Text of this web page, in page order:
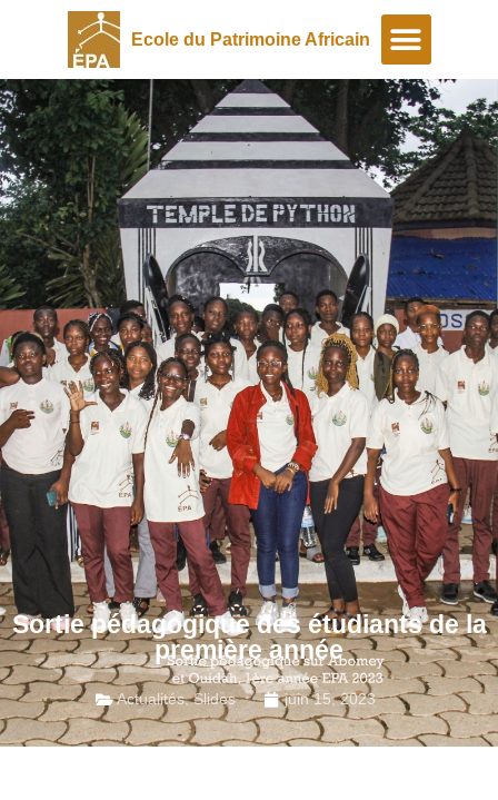
Ecole du Patrimoine Africain
Sortie pédagogique des étudiants de la
première année
Actualités,Slides juin 15, 2023